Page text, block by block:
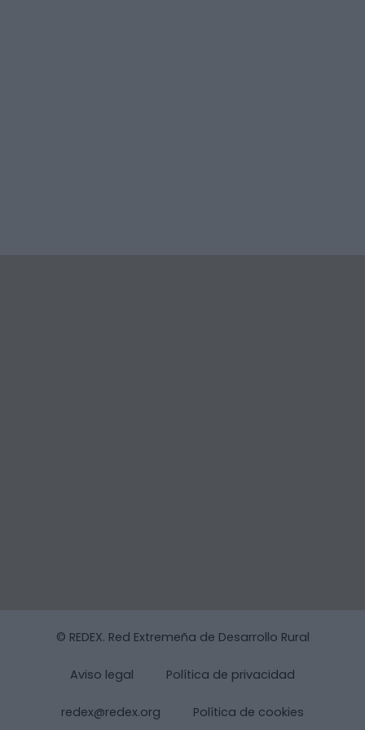
© REDEX. Red Extremeña de Desarrollo Rural
Aviso legal Política de privacidad
redex@redex.org Política de cookies